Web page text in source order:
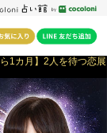
1カ月】2人を待つ恋展